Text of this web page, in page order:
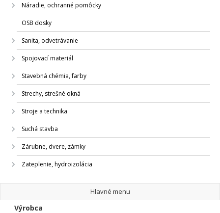
Náradie, ochranné pomôcky
OSB dosky
Sanita, odvetrávanie
Spojovací materiál
Stavebná chémia, farby
Strechy, strešné okná
Stroje a technika
Suchá stavba
Zárubne, dvere, zámky
Zateplenie, hydroizolácia
Hlavné menu
Výrobca